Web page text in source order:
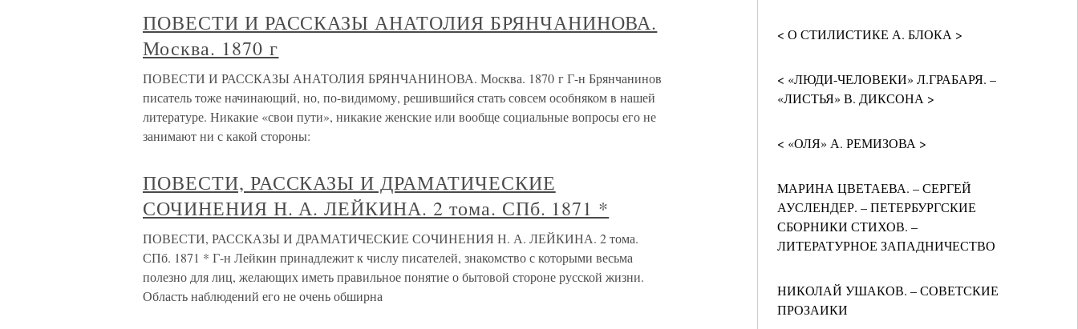
< О СТИЛИСТИКЕ А. БЛОКА >
< «ЛЮДИ-ЧЕЛОВЕКИ» Л.ГРАБАРЯ. –
«ЛИСТЬЯ» В. ДИКСОНА >
< «ОЛЯ» А. РЕМИЗОВА >
МАРИНА ЦВЕТАЕВА. – СЕРГЕЙ
АУСЛЕНДЕР. – ПЕТЕРБУРГСКИЕ
СБОРНИКИ СТИХОВ. –
ЛИТЕРАТУРНОЕ ЗАПАДНИЧЕСТВО
НИКОЛАЙ УШАКОВ. – СОВЕТСКИЕ
ПРОЗАИКИ
ПОВЕСТИ И РАССКАЗЫ АНАТОЛИЯ БРЯНЧАНИНОВА.
Москва. 1870 г
ПОВЕСТИ И РАССКАЗЫ АНАТОЛИЯ БРЯНЧАНИНОВА. Москва. 1870 г Г-н Брянчанинов
писатель тоже начинающий, но, по-видимому, решившийся стать совсем особняком в нашей
литературе. Никакие «свои пути», никакие женские или вообще социальные вопросы его не
занимают ни с какой стороны:
ПОВЕСТИ, РАССКАЗЫ И ДРАМАТИЧЕСКИЕ
СОЧИНЕНИЯ Н. А. ЛЕЙКИНА. 2 тома. СПб. 1871 *
ПОВЕСТИ, РАССКАЗЫ И ДРАМАТИЧЕСКИЕ СОЧИНЕНИЯ Н. А. ЛЕЙКИНА. 2 тома.
СПб. 1871 * Г-н Лейкин принадлежит к числу писателей, знакомство с которыми весьма
полезно для лиц, желающих иметь правильное понятие о бытовой стороне русской жизни.
Область наблюдений его не очень обширна